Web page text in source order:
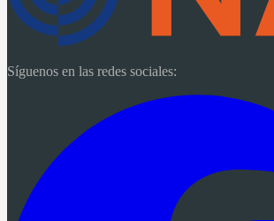
Síguenos en las redes sociales: